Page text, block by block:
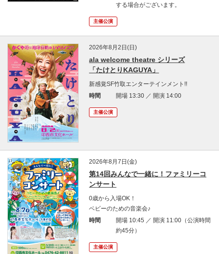
する場合がございます。
主催公演
2026年8月2日(日)
ala welcome theatre シリーズ
「たけとりKAGUYA」
新感覚SF竹取エンターテインメント!!
時間
開場 13:30 ／ 開演 14:00
主催公演
2026年8月7日(金)
第14回みんなで一緒に！ファミリーコ
ンサート
0歳から入場OK！
ベビーのための音楽会♪
時間
開場 10:45 ／ 開演 11:00（公演時間
約45分）
主催公演